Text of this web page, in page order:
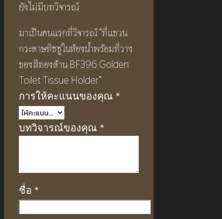
ยังไม่มีบทวิจารณ์
มาเป็นคนแรกที่วิจารณ์ “ที่แขวน
กระดาษทิชชู่ในห้องน้ำพร้อมที่วาง
ของสีทองด้าน BF396 Golden
Toilet Tissue Holder”
การให้คะแนนของคุณ *
บทวิจารณ์ของคุณ *
ชื่อ *